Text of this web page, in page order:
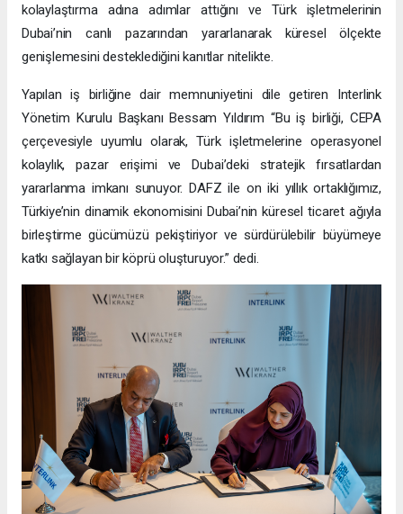
kolaylaştırma adına adımlar attığını ve Türk işletmelerinin
Dubai’nin canlı pazarından yararlanarak küresel ölçekte
genişlemesini desteklediğini kanıtlar nitelikte.
Yapılan iş birliğine dair memnuniyetini dile getiren Interlink
Yönetim Kurulu Başkanı Bessam Yıldırım “Bu iş birliği, CEPA
çerçevesiyle uyumlu olarak, Türk işletmelerine operasyonel
kolaylık, pazar erişimi ve Dubai’deki stratejik fırsatlardan
yararlanma imkanı sunuyor. DAFZ ile on iki yıllık ortaklığımız,
Türkiye’nin dinamik ekonomisini Dubai’nin küresel ticaret ağıyla
birleştirme gücümüzü pekiştiriyor ve sürdürülebilir büyümeye
katkı sağlayan bir köprü oluşturuyor.” dedi.